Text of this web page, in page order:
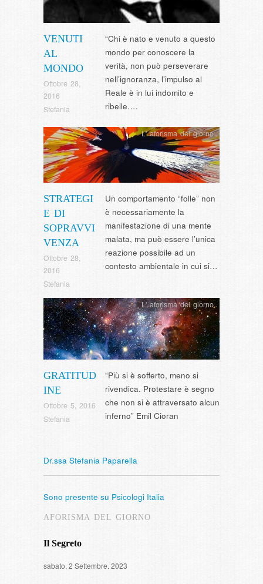
VENUTI
AL
MONDO
Ottobre 28,
2016
Stefania
“Chi è nato e venuto a questo
mondo per conoscere la
verità, non può perseverare
nell’ignoranza, l’impulso al
Reale è in lui indomito e
ribelle….
STRATEGI
E DI
SOPRAVVI
VENZA
Ottobre 28,
2016
Stefania
L' aforisma del giorno
Un comportamento “folle” non
è necessariamente la
manifestazione di una mente
malata, ma può essere l’unica
reazione possibile ad un
contesto ambientale in cui si…
GRATITUD
INE
Ottobre 5, 2016
Stefania
L' aforisma del giorno
“Più si è sofferto, meno si
rivendica. Protestare è segno
che non si è attraversato alcun
inferno” Emil Cioran
Dr.ssa Stefania Paparella
Sono presente su Psicologi Italia
AFORISMA DEL GIORNO
Il Segreto
sabato, 2 Settembre, 2023